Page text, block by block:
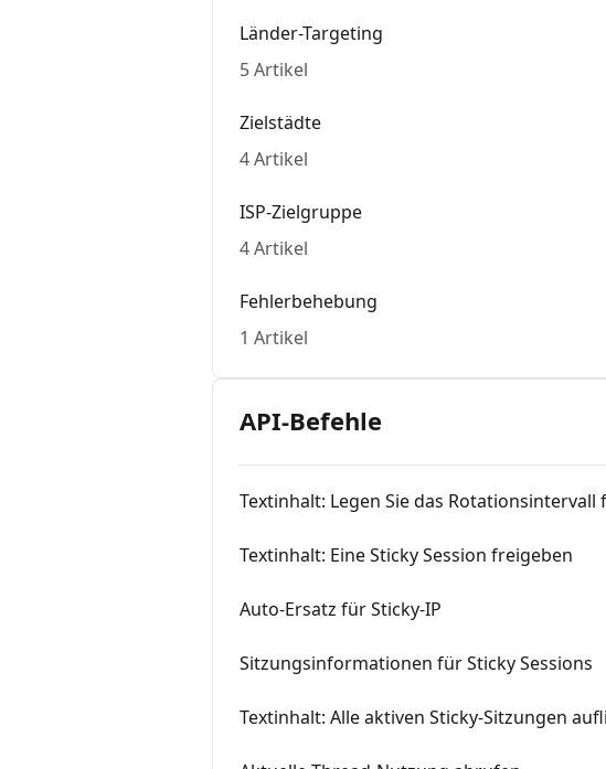
Länder-Targeting
5 Artikel
Zielstädte
4 Artikel
ISP-Zielgruppe
4 Artikel
Fehlerbehebung
1 Artikel
API-Befehle
Textinhalt: Legen Sie das
Textinhalt: Eine Sticky Session freigeben
Auto-Ersatz für Sticky-IP
Sitzungsinformationen für Sticky Sessions
Textinhalt: Alle aktiven Sticky-Sitzungen